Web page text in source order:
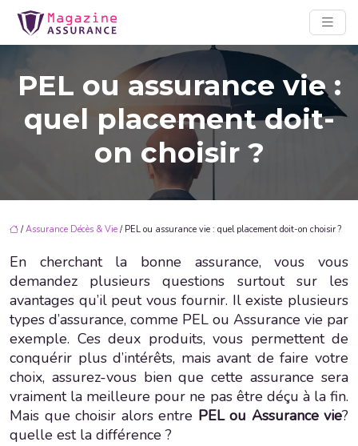
PEL ou assurance vie :
quel placement doit-
on choisir ?
/Assurance Décès & Vie / PEL ou assurance vie : quel placement doit-on choisir ?
En cherchant la bonne assurance, vous vous
demandez plusieurs questions surtout sur les
avantages qu’il peut vous fournir. Il existe plusieurs
types d’assurance, comme PEL ou Assurance vie par
exemple. Ces deux produits, vous permettent de
conquérir plus d’intérêts, mais avant de faire votre
choix, assurez-vous bien que cette assurance sera
vraiment la meilleure pour ne pas être déçu à la fin.
Mais que choisir alors entre PEL ou Assurance vie?
quelle est la différence ?